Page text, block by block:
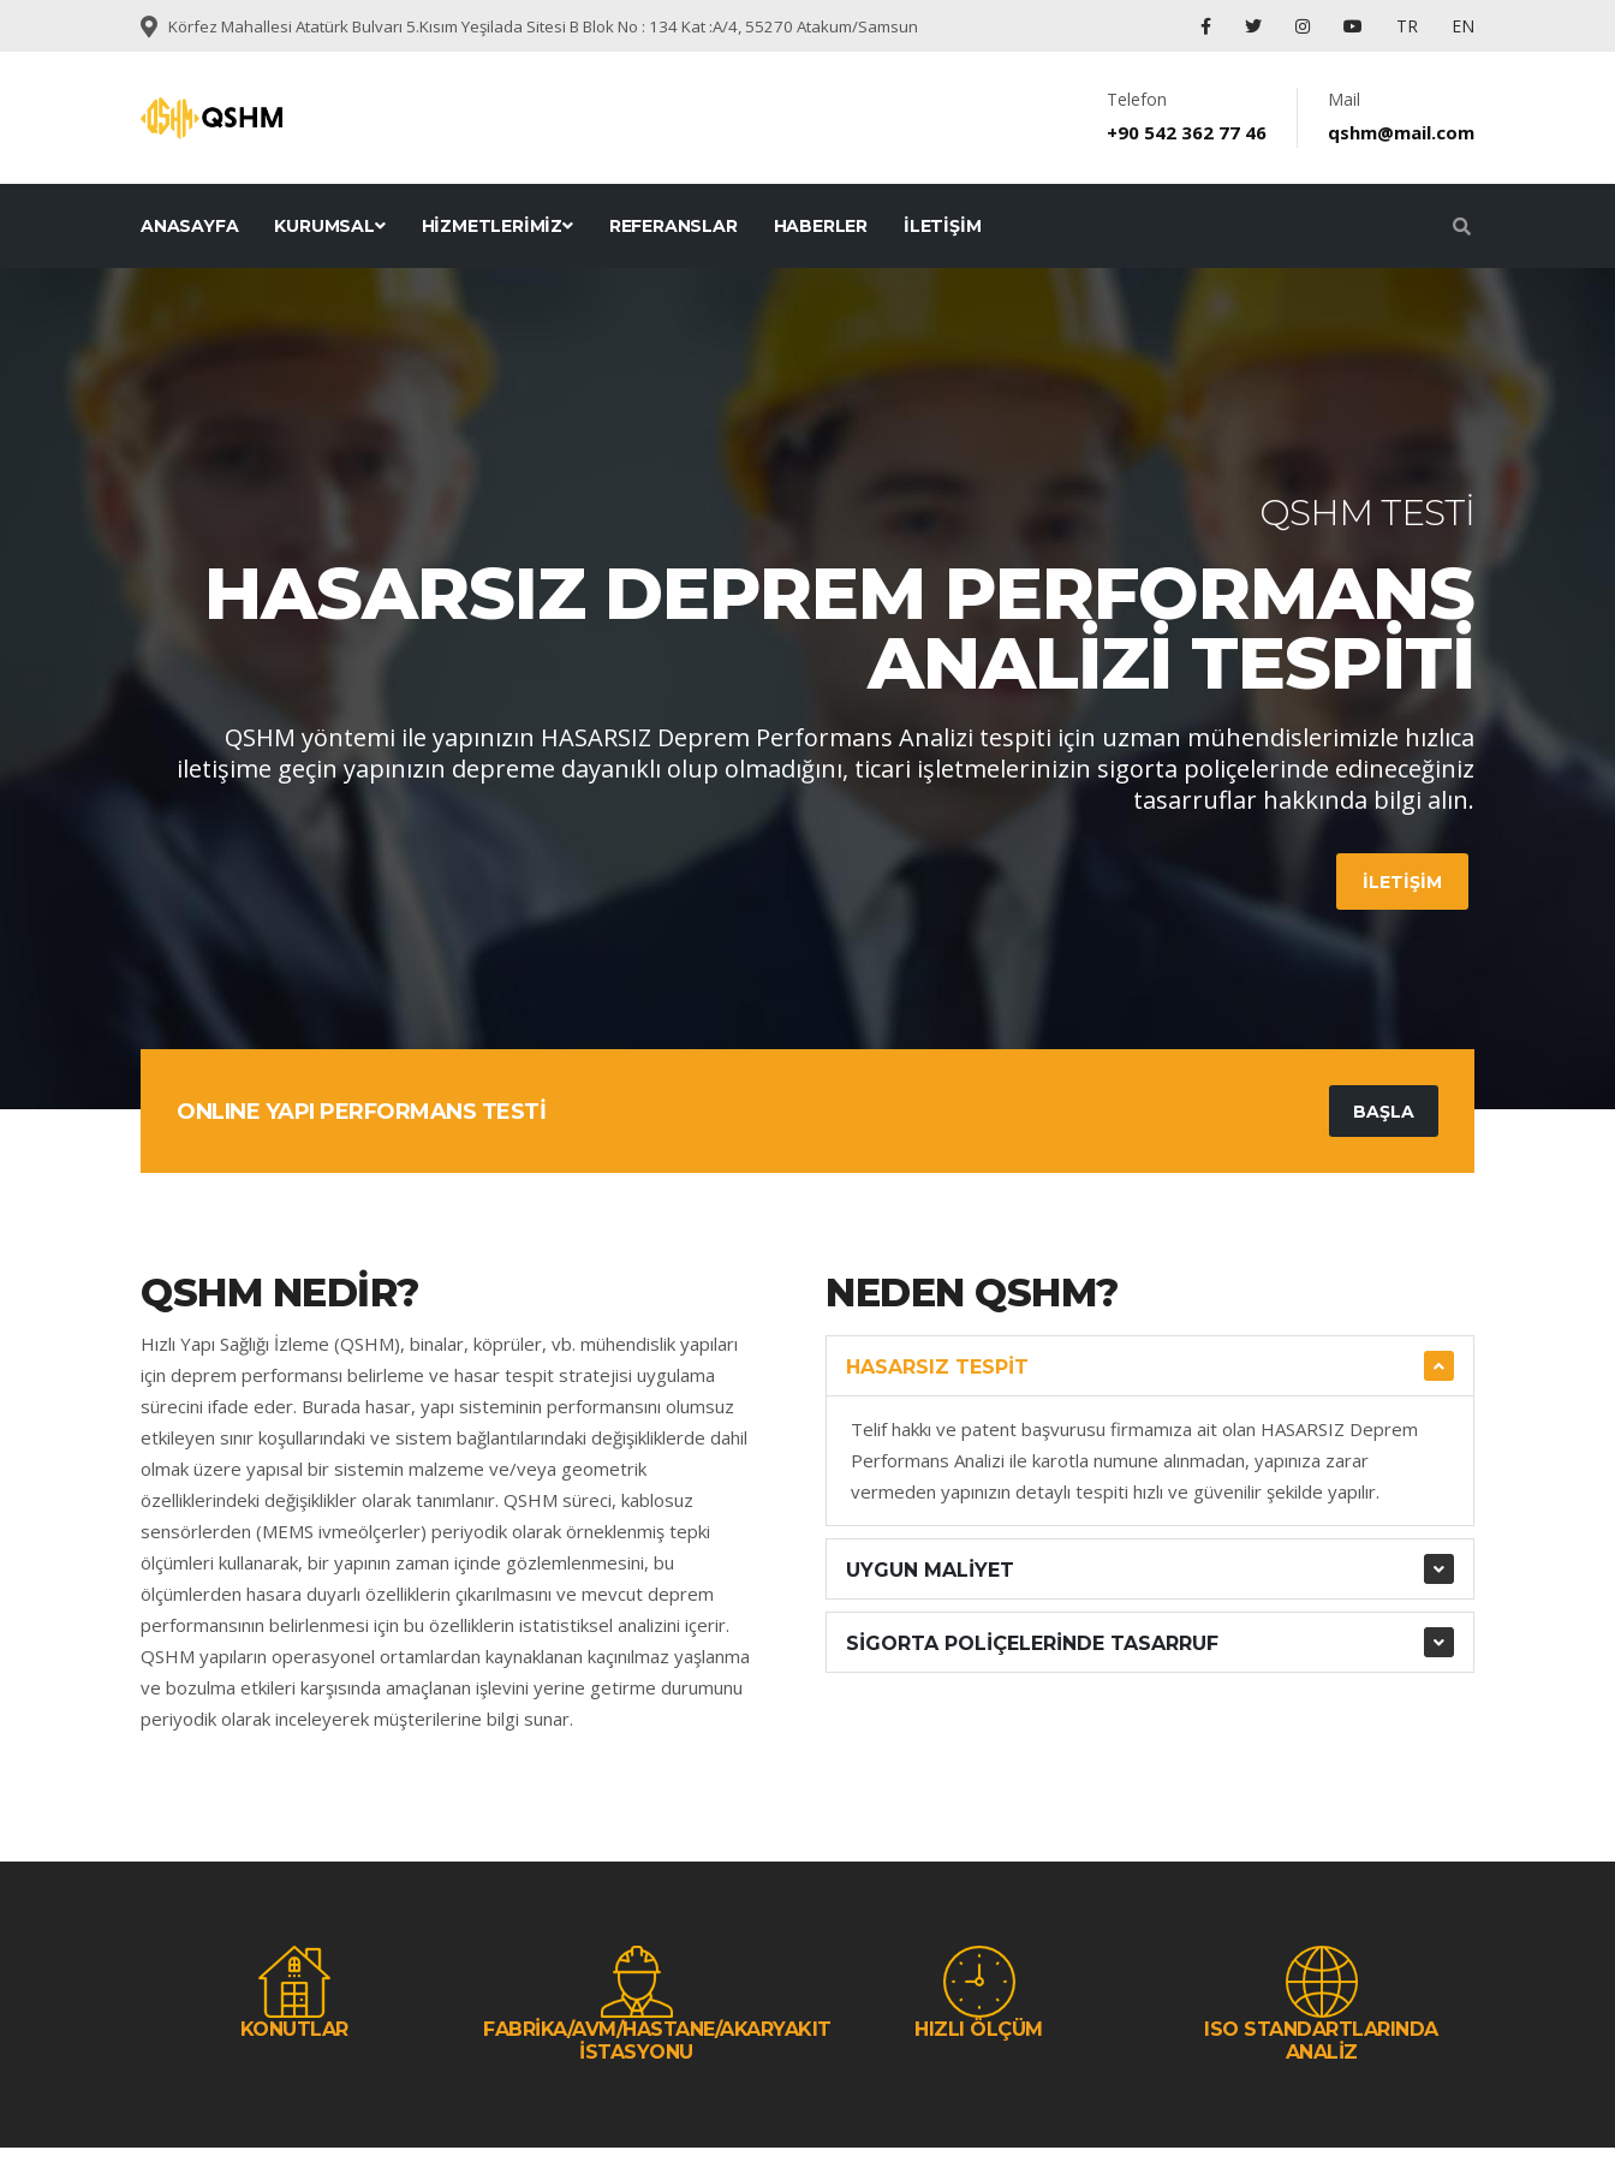
Körfez Mahallesi Atatürk Bulvarı 5.Kısım Yeşilada Sitesi B Blok No : 134 Kat :A/4, 55270 Atakum/Samsun TR EN
Telefon
+90 542 362 77 46
Mail
qshm@mail.com
ANASAYFA KURUMSAL HİZMETLERİMİZ REFERANSLAR HABERLER İLETİŞİM
QSHM TESTI
HASARSIZ DEPREM PERFORMANS
ANALIZI TESPITI
QSHM yöntemi ile yapınızın HASARSIZ Deprem Performans Analizi tespiti için uzman mühendislerimizle hızlıca
iletişime geçin yapınızın depreme dayanıklı olup olmadığını, ticari işletmelerinizin sigorta poliçelerinde edineceğiniz
tasarruflar hakkında bilgi alın.
İLETİŞİM
ONLINE YAPI PERFORMANS TESTİ BAŞLA
QSHM NEDIR?
Hızlı Yapı Sağlığı İzleme (QSHM), binalar, köprüler, vb. mühendislik yapıları
için deprem performansı belirleme ve hasar tespit stratejisi uygulama
sürecini ifade eder. Burada hasar, yapı sisteminin performansını olumsuz
etkileyen sınır koşullarındaki ve sistem bağlantılarındaki değişikliklerde dahil
olmak üzere yapısal bir sistemin malzeme ve/veya geometrik
özelliklerindeki değişiklikler olarak tanımlanır. QSHM süreci, kablosuz
sensörlerden (MEMS ivmeölçerler) periyodik olarak örneklenmiş tepki
ölçümleri kullanarak, bir yapının zaman içinde gözlemlenmesini, bu
ölçümlerden hasara duyarlı özelliklerin çıkarılmasını ve mevcut deprem
performansının belirlenmesi için bu özelliklerin istatistiksel analizini içerir.
QSHM yapıların operasyonel ortamlardan kaynaklanan kaçınılmaz yaşlanma
ve bozulma etkileri karşısında amaçlanan işlevini yerine getirme durumunu
periyodik olarak inceleyerek müşterilerine bilgi sunar.
NEDEN QSHM?
HASARSIZ TESPIT
Telif hakkı ve patent başvurusu firmamıza ait olan HASARSIZ Deprem
Performans Analizi ile karotla numune alınmadan, yapınıza zarar
vermeden yapınızın detaylı tespiti hızlı ve güvenilir şekilde yapılır.
UYGUN MALIYET
SİGORTA POLİÇELERİNDE TASARRUF
KONUTLAR
FABRİKA/AVM/HASTANE/AKARYAKIT
İSTASYONU
HIZLI ÖLÇÜM
ISO STANDARTLARINDA
ANALİZ